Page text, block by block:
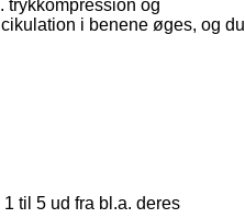
trykkompression og
i benene øges, og du
til 5 ud fra bl.a. deres